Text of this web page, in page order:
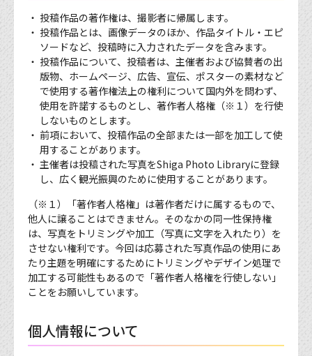
投稿作品の著作権は、撮影者に帰属します。
投稿作品とは、画像データのほか、作品タイトル・エピ
ソードなど、投稿時に入力されたデータを含みます。
投稿作品について、投稿者は、主催者および協賛者の出
版物、ホームページ、広告、宣伝、ポスターの素材など
で使用する著作権法上の権利について国内外を問わず、
使用を許諾するものとし、著作者人格権（※１）を行使
しないものとします。
前項において、投稿作品の全部または一部を加工して使
用することがあります。
主催者は投稿された写真をShiga Photo Libraryに登録
し、広く観光振興のために使用することがあります。
（※１）「著作者人格権」は著作者だけに属するもので、
他人に譲ることはできません。そのなかの同一性保持権
は、写真をトリミングや加工（写真に文字を入れたり）を
させない権利です。今回は応募された写真作品の使用にあ
たり主題を明確にするためにトリミングやデザイン処理で
加工する可能性もあるので「著作者人格権を行使しない」
ことをお願いしています。
個人情報について